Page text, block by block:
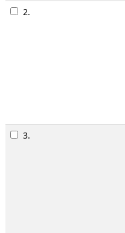
2.
3.